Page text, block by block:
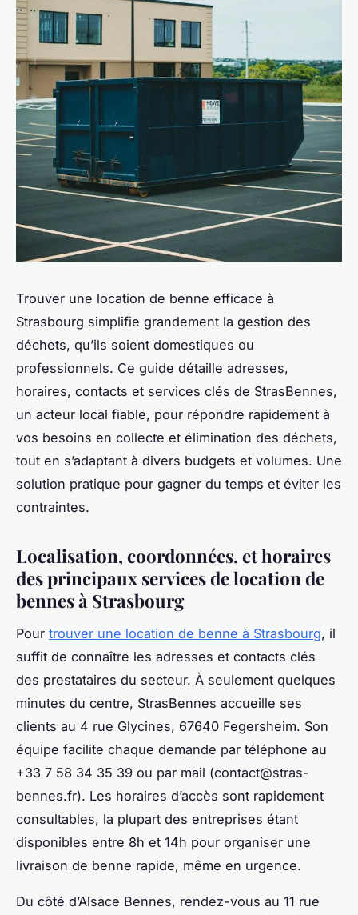
Trouver une location de benne efficace à
Strasbourg simplifie grandement la gestion des
déchets, qu’ils soient domestiques ou
professionnels. Ce guide détaille adresses,
horaires, contacts et services clés de StrasBennes,
un acteur local fiable, pour répondre rapidement à
vos besoins en collecte et élimination des déchets,
tout en s’adaptant à divers budgets et volumes. Une
solution pratique pour gagner du temps et éviter les
contraintes.
Localisation, coordonnées, et horaires
des principaux services de location de
bennes à Strasbourg
Pour trouver une location de benne à Strasbourg, il
suffit de connaître les adresses et contacts clés
des prestataires du secteur. À seulement quelques
minutes du centre, StrasBennes accueille ses
clients au 4 rue Glycines, 67640 Fegersheim. Son
équipe facilite chaque demande par téléphone au
+33 7 58 34 35 39 ou par mail (contact@stras-
bennes.fr). Les horaires d’accès sont rapidement
consultables, la plupart des entreprises étant
disponibles entre 8h et 14h pour organiser une
livraison de benne rapide, même en urgence.
Du côté d’Alsace Bennes, rendez-vous au 11 rue